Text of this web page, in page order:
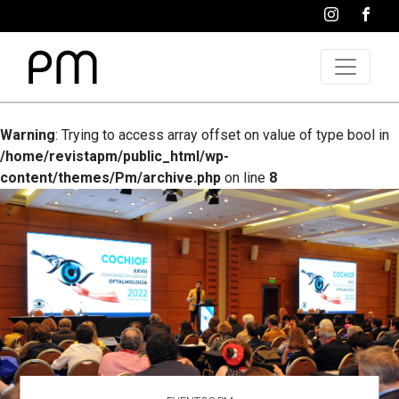
Warning: Trying to access array offset on value of type bool in
/home/revistapm/public_html/wp-
content/themes/Pm/archive.php on line 8